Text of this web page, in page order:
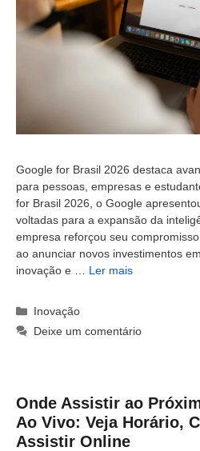
Google for Brasil 2026 destaca
para pessoas, empresas e
for Brasil 2026, o Google
voltadas para a expansão da
empresa reforçou seu
ao anunciar novos investimentos
inovação e … Ler mais
Categorias
Inovação
Deixe um comentário
Onde Assistir ao
Ao Vivo: Veja Horário,
Assistir Online